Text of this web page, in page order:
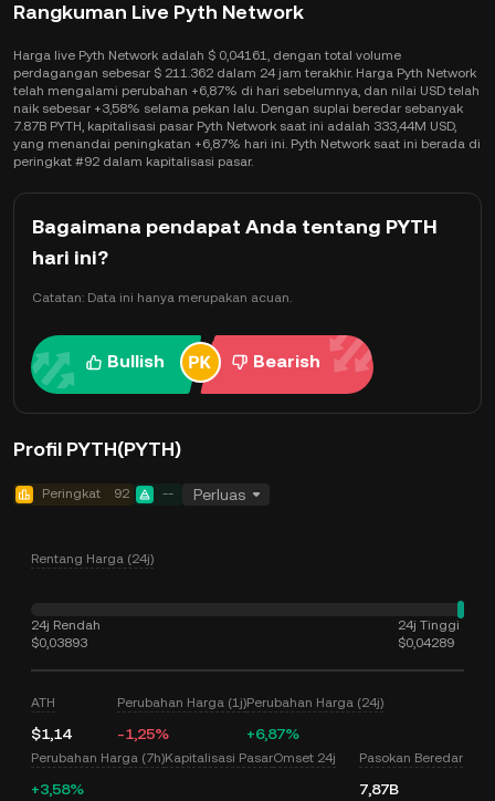
Rangkuman Live Pyth Network
Harga live Pyth Network adalah $ 0,04161, dengan total volume
perdagangan sebesar $ 211.362 dalam 24 jam terakhir. Harga Pyth Network
telah mengalami perubahan +6,87% di hari sebelumnya, dan nilai USD telah
naik sebesar +3,58% selama pekan lalu. Dengan suplai beredar sebanyak
7.87B PYTH, kapitalisasi pasar Pyth Network saat ini adalah 333,44M USD,
yang menandai peningkatan +6,87% hari ini. Pyth Network saat ini berada di
peringkat #92 dalam kapitalisasi pasar.
Bagaimana pendapat Anda tentang PYTH
hari ini?
Catatan: Data ini hanya merupakan acuan.
Bullish Bearish
Profil PYTH(PYTH)
Peringkat 92 -- Perluas
Rentang Harga (24j)
24j Rendah
$0,03893
24j Tinggi
$0,04289
ATH
$1,14
Perubahan Harga (1j)
-1,25%
Perubahan Harga (24j)
+6,87%
Perubahan Harga (7h)
+3,58%
Kapitalisasi PasarOmset 24j Pasokan Beredar
7,87B